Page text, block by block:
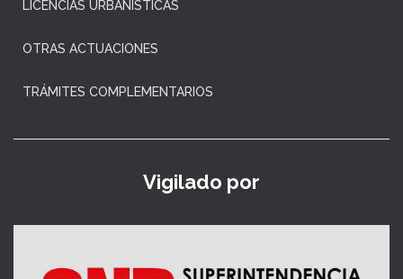
LICENCIAS URBANÍSTICAS
OTRAS ACTUACIONES
TRÁMITES COMPLEMENTARIOS
Vigilado por